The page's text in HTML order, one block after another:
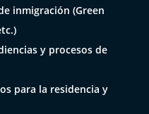
inmigración (Green
y procesos de
para la residencia y